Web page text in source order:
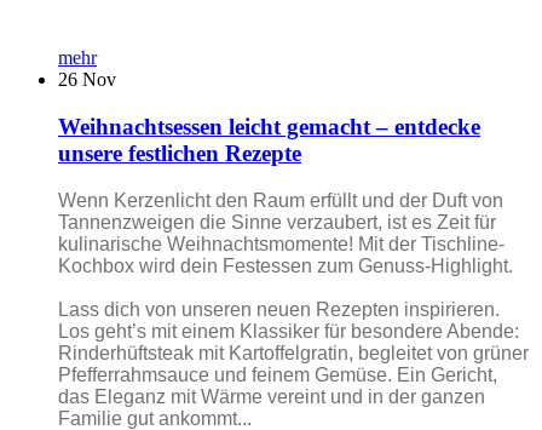
mehr
26 Nov
Weihnachtsessen leicht gemacht – entdecke
unsere festlichen Rezepte
Wenn Kerzenlicht den Raum erfüllt und der Duft von
Tannenzweigen die Sinne verzaubert, ist es Zeit für
kulinarische Weihnachtsmomente! Mit der Tischline-
Kochbox wird dein Festessen zum Genuss-Highlight.
Lass dich von unseren neuen Rezepten inspirieren.
Los geht’s mit einem Klassiker für besondere Abende:
Rinderhüftsteak mit Kartoffelgratin, begleitet von grüner
Pfefferrahmsauce und feinem Gemüse. Ein Gericht,
das Eleganz mit Wärme vereint und in der ganzen
Familie gut ankommt...